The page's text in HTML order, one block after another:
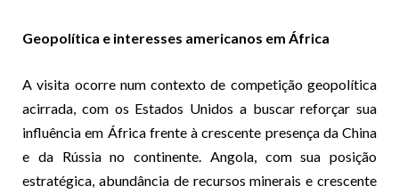
Geopolítica e interesses americanos em África
A visita ocorre num contexto de competição geopolítica
acirrada, com os Estados Unidos a buscar reforçar sua
influência em África frente à crescente presença da China
e da Rússia no continente. Angola, com sua posição
estratégica, abundância de recursos minerais e crescente